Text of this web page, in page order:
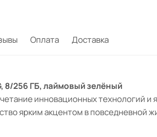
Оплата Доставка
8/256 ГБ, лаймовый зелёный
инновационных технологий
ярким акцентом в повседневной